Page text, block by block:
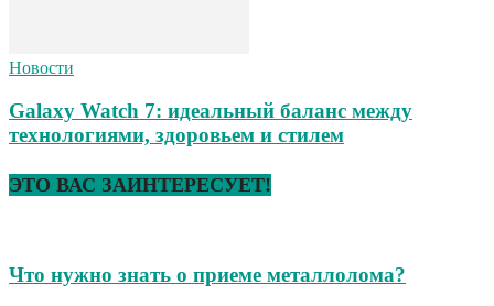
Новости
Galaxy Watch 7: идеальный баланс между
технологиями, здоровьем и стилем
ЭТО ВАС ЗАИНТЕРЕСУЕТ!
Что нужно знать о приеме металлолома?